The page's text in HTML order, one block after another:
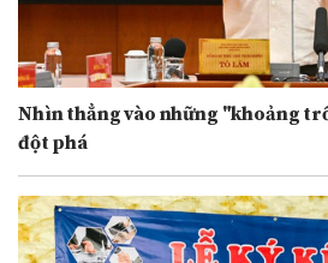
Nhìn thẳng vào những "khoảng
đột phá